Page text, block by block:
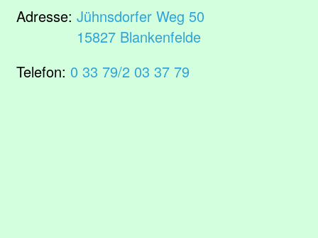
Adresse: Jühnsdorfer Weg 50
15827 Blankenfelde
Telefon: 0 33 79/2 03 37 79